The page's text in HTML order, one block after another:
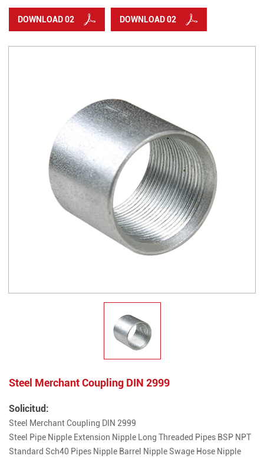
DOWNLOAD 02 DOWNLOAD 02
Steel Merchant Coupling DIN 2999
Solicitud:
Steel Merchant Coupling DIN 2999
Steel Pipe Nipple Extension Nipple Long Threaded Pipes BSP NPT
Standard Sch40 Pipes Nipple Barrel Nipple Swage Hose Nipple